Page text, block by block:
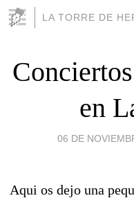
LA TORRE DE
en
06 DE
Aqui os dejo una